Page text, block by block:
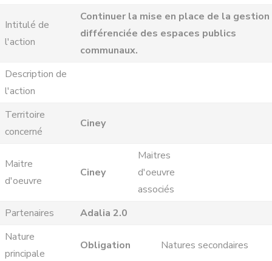
Intitulé de
l'action
Continuer la mise en place de la gestion
différenciée des espaces publics
communaux.
Description de
l'action
Territoire
concerné
Ciney
Maitre
d'oeuvre
Ciney
Maitres
d'oeuvre
associés
Partenaires
Adalia 2.0
Nature
principale
Obligation Natures secondaires